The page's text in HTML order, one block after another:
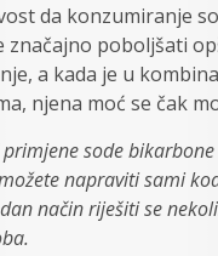
da konzumiranje
značajno poboljšati
a kada je u
njena moć se čak
sode
napraviti sami
način riješiti se